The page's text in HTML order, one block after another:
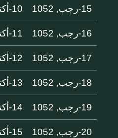
15-رجب, 1052 10-أكتوبر-1642
16-رجب, 1052 11-أكتوبر-1642
17-رجب, 1052 12-أكتوبر-1642
18-رجب, 1052 13-أكتوبر-1642
19-رجب, 1052 14-أكتوبر-1642
20-رجب, 1052 15-أكتوبر-1642